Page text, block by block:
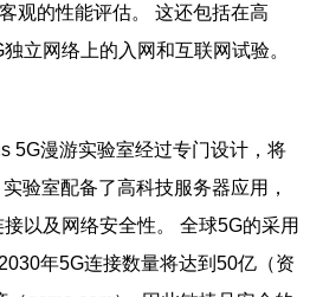
观的性能评估。 这还包括在高
立网络上的入网和互联网试验。
5G漫游实验室经过专门设计，将
验室配备了高科技服务器应用，
以及网络安全性。 全球5G的采用
年5G连接数量将达到50亿（资